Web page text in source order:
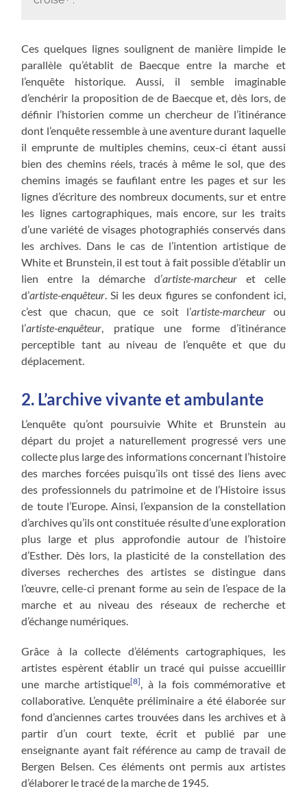
Ces quelques lignes soulignent de manière limpide le
parallèle qu’établit de Baecque entre la marche et
l’enquête historique. Aussi, il semble imaginable
d’enchérir la proposition de de Baecque et, dès lors, de
définir l’historien comme un chercheur de l’itinérance
dont l’enquête ressemble à une aventure durant laquelle
il emprunte de multiples chemins, ceux-ci étant aussi
bien des chemins réels, tracés à même le sol, que des
chemins imagés se faufilant entre les pages et sur les
lignes d’écriture des nombreux documents, sur et entre
les lignes cartographiques, mais encore, sur les traits
d’une variété de visages photographiés conservés dans
les archives. Dans le cas de l’intention artistique de
White et Brunstein, il est tout à fait possible d’établir un
lien entre la démarche d’artiste-marcheuret celle
d’artiste-enquêteur. Si les deux figures se confondent ici,
c’est que chacun, que ce soit l’artiste-marcheurou
l’artiste-enquêteur, pratique une forme d’itinérance
perceptible tant au niveau de l’enquête et que du
déplacement.
2. L’archive vivante et ambulante
L’enquête qu’ont poursuivie White et Brunstein au
départ du projet a naturellement progressé vers une
collecte plus large des informations concernant l’histoire
des marches forcées puisqu’ils ont tissé des liens avec
des professionnels du patrimoine et de l’Histoire issus
de toute l’Europe. Ainsi, l’expansion de la constellation
d’archives qu’ils ont constituée résulte d’une exploration
plus large et plus approfondie autour de l’histoire
d’Esther. Dès lors, la plasticité de la constellation des
diverses recherches des artistes se distingue dans
l’œuvre, celle-ci prenant forme au sein de l’espace de la
marche et au niveau des réseaux de recherche et
d’échange numériques.
Grâce à la collecte d’éléments cartographiques, les
artistes espèrent établir un tracé qui puisse accueillir
une marche artistique[8], à la fois commémorative et
collaborative. L’enquête préliminaire a été élaborée sur
fond d’anciennes cartes trouvées dans les archives et à
partir d’un court texte, écrit et publié par une
enseignante ayant fait référence au camp de travail de
Bergen Belsen. Ces éléments ont permis aux artistes
d’élaborer le tracé de la marche de 1945.